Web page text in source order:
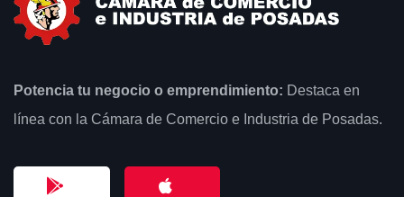
Potencia tu negocio o emprendimiento: Destaca en
línea con la Cámara de Comercio e Industria de Posadas.